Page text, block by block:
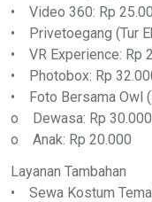
• Video 360: Rp
• Privetoegang (Tur
• VR Experience: Rp
• Photobox: Rp
• Foto Bersama Owl
o Dewasa: Rp 30.000
o Anak: Rp 20.000
Layanan Tambahan
• Sewa Kostum